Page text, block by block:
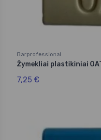
Barprofessional
Žymekliai plastikiniai
7,25 €